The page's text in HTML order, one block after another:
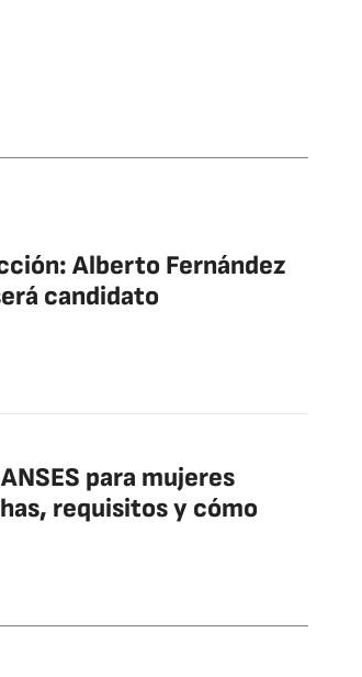
Alberto Fernández
candidato
para mujeres
requisitos y cómo